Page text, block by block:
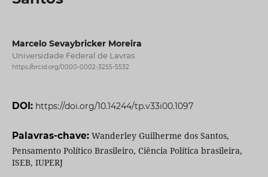
Marcelo Sevaybricker Moreira
Universidade Federal de Lavras
https://orcid.org/0000-0002-3255-5532
DOI: https://doi.org/10.14244/tp.v33i00.1097
Palavras-chave: Wanderley Guilherme dos Santos,
Pensamento Político Brasileiro, Ciência Política brasileira,
ISEB, IUPERJ